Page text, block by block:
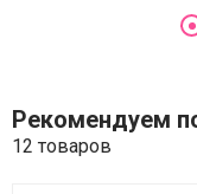
Рекомендуем
12 товаров